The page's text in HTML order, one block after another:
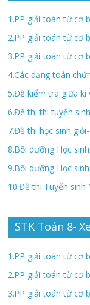
1.PP giải toán từ cơ
2.PP giải toán từ cơ
3.PP giải toán từ cơ
4.Các dạng toán
5.Đề kiểm tra giữa kì
6.Đề thi thi tuyển
7.Đề thi học sinh
8.Bồi dưỡng Học
9.Bồi dưỡng Học
10.Đề thi Tuyển sinh
STK Toán 8-
1.PP giải toán từ cơ
2.PP giải toán từ cơ
3.PP giải toán từ cơ